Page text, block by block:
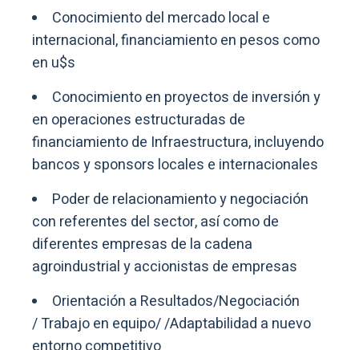
Conocimiento del mercado local e
internacional, financiamiento en pesos como
en u$s
Conocimiento en proyectos de inversión y
en operaciones estructuradas de
financiamiento de Infraestructura, incluyendo
bancos y sponsors locales e internacionales
Poder de relacionamiento y negociación
con referentes del sector, así como de
diferentes empresas de la cadena
agroindustrial y accionistas de empresas
Orientación a Resultados/Negociación
/ Trabajo en equipo/ /Adaptabilidad a nuevo